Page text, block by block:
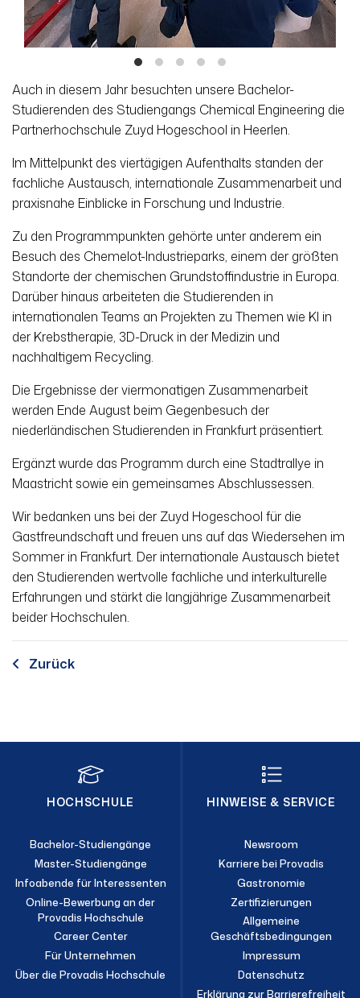
Auch in diesem Jahr besuchten unsere Bachelor-
Studierenden des Studiengangs Chemical Engineering die
Partnerhochschule Zuyd Hogeschool in Heerlen.
Im Mittelpunkt des viertägigen Aufenthalts standen der
fachliche Austausch, internationale Zusammenarbeit und
praxisnahe Einblicke in Forschung und Industrie.
Zu den Programmpunkten gehörte unter anderem ein
Besuch des Chemelot-Industrieparks, einem der größten
Standorte der chemischen Grundstoffindustrie in Europa.
Darüber hinaus arbeiteten die Studierenden in
internationalen Teams an Projekten zu Themen wie KI in
der Krebstherapie, 3D-Druck in der Medizin und
nachhaltigem Recycling.
Die Ergebnisse der viermonatigen Zusammenarbeit
werden Ende August beim Gegenbesuch der
niederländischen Studierenden in Frankfurt präsentiert.
Ergänzt wurde das Programm durch eine Stadtrallye in
Maastricht sowie ein gemeinsames Abschlussessen.
Wir bedanken uns bei der Zuyd Hogeschool für die
Gastfreundschaft und freuen uns auf das Wiedersehen im
Sommer in Frankfurt. Der internationale Austausch bietet
den Studierenden wertvolle fachliche und interkulturelle
Erfahrungen und stärkt die langjährige Zusammenarbeit
beider Hochschulen.
Zurück
HOCHSCHULE
Bachelor-Studiengänge
Master-Studiengänge
Infoabende für Interessenten
Online-Bewerbung an der
Provadis Hochschule
Career Center
Für Unternehmen
Über die Provadis Hochschule
HINWEISE & SERVICE
Newsroom
Karriere bei Provadis
Gastronomie
Zertifizierungen
Allgemeine
Geschäftsbedingungen
Impressum
Datenschutz
Erklärung zur Barrierefreiheit